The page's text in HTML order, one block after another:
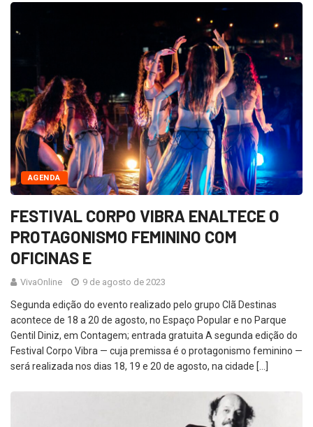
AGENDA
FESTIVAL CORPO VIBRA ENALTECE O
PROTAGONISMO FEMININO COM
OFICINAS E
VivaOnline 9 de agosto de 2023
Segunda edição do evento realizado pelo grupo Clã Destinas
acontece de 18 a 20 de agosto, no Espaço Popular e no Parque
Gentil Diniz, em Contagem; entrada gratuita A segunda edição do
Festival Corpo Vibra — cuja premissa é o protagonismo feminino —
será realizada nos dias 18, 19 e 20 de agosto, na cidade […]